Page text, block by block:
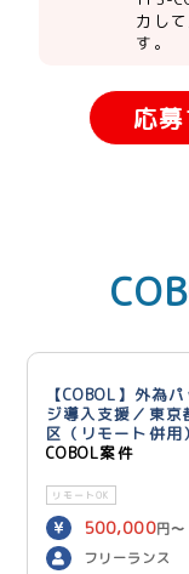
力し
す。
応
【COBOL】外為
ジ導入支援／東京
区（リモート併用）
COBOL案件
リモートOK
500,000円〜
600,000 円／
フリーランス